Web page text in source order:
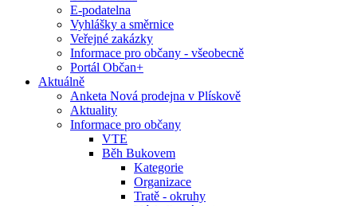
E-podatelna
Vyhlášky a směrnice
Veřejné zakázky
Informace pro občany - všeobecně
Portál Občan+
Aktuálně
Anketa Nová prodejna v Plískově
Aktuality
Informace pro občany
VTE
Běh Bukovem
Kategorie
Organizace
Tratě - okruhy